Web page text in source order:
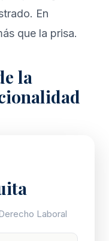
En
que la prisa.
la
Laboral